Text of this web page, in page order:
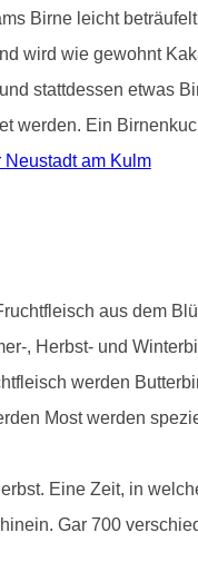
Birne leicht
wird wie gewohnt
stattdessen etwas
werden. Ein
Neustadt am Kulm
aus dem
, Herbst- und
werden
Most werden
Eine Zeit, in
Gar 700